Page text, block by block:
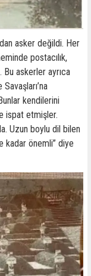
asker değildi. Her
postacılık,
Bu askerler ayrıca
kendilerini
ispat etmişler.
Uzun boylu dil bilen
kadar önemli” diye